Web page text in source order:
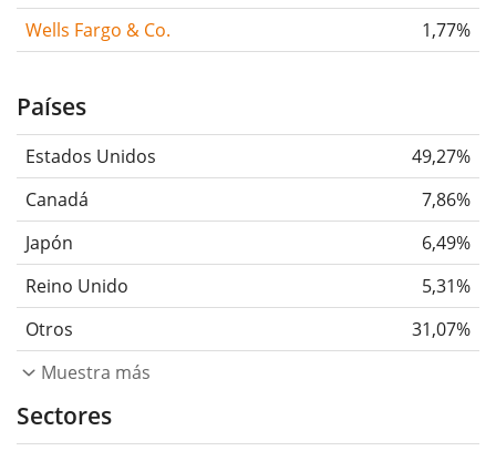
Wells Fargo & Co.
1,77%
Países
Estados Unidos
49,27%
Canadá
7,86%
Japón
6,49%
Reino Unido
5,31%
Otros
31,07%
Muestra más
Sectores